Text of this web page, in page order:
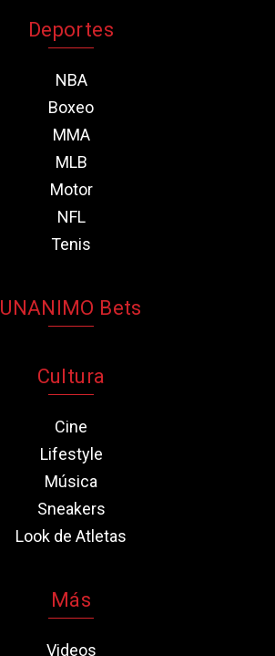
Deportes
NBA
Boxeo
MMA
MLB
Motor
NFL
Tenis
UNANIMO Bets
Cultura
Cine
Lifestyle
Música
Sneakers
Look de Atletas
Más
Videos